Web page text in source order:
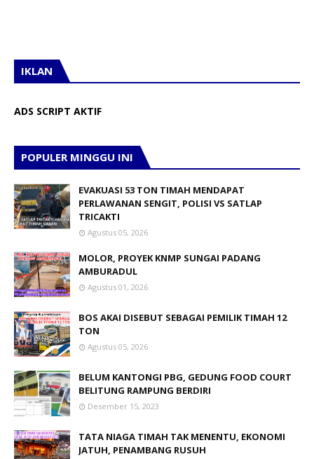
IKLAN
ADS SCRIPT AKTIF
POPULER MINGGU INI
EVAKUASI 53 TON TIMAH MENDAPAT
PERLAWANAN SENGIT, POLISI VS SATLAP
TRICAKTI
Agustus 05, 2026
MOLOR, PROYEK KNMP SUNGAI PADANG
AMBURADUL
Agustus 01, 2026
BOS AKAI DISEBUT SEBAGAI PEMILIK TIMAH 12
TON
Agustus 05, 2026
BELUM KANTONGI PBG, GEDUNG FOOD COURT
BELITUNG RAMPUNG BERDIRI
Desember 15, 2023
TATA NIAGA TIMAH TAK MENENTU, EKONOMI
JATUH, PENAMBANG RUSUH